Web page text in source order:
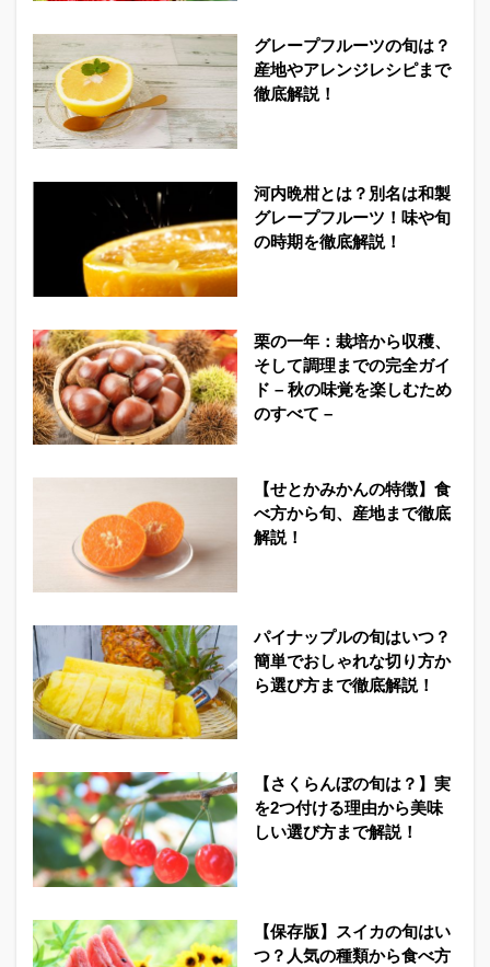
グレープフルーツの旬は？
産地やアレンジレシピまで
徹底解説！
河内晩柑とは？別名は和製
グレープフルーツ！味や旬
の時期を徹底解説！
栗の一年：栽培から収穫、
そして調理までの完全ガイ
ド – 秋の味覚を楽しむため
のすべて –
【せとかみかんの特徴】食
べ方から旬、産地まで徹底
解説！
パイナップルの旬はいつ？
簡単でおしゃれな切り方か
ら選び方まで徹底解説！
【さくらんぼの旬は？】実
を2つ付ける理由から美味
しい選び方まで解説！
【保存版】スイカの旬はい
つ？人気の種類から食べ方